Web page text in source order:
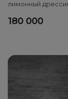
лимонный
180 000